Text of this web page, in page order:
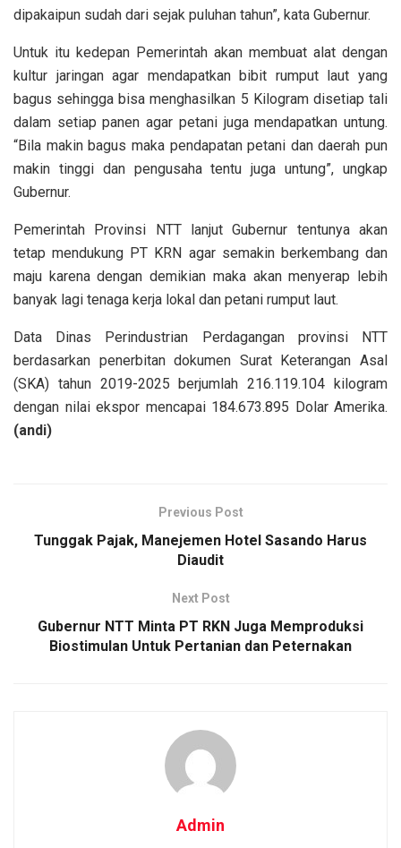
dipakaipun sudah dari sejak puluhan tahun”, kata Gubernur.
Untuk itu kedepan Pemerintah akan membuat alat dengan
kultur jaringan agar mendapatkan bibit rumput laut yang
bagus sehingga bisa menghasilkan 5 Kilogram disetiap tali
dalam setiap panen agar petani juga mendapatkan untung.
“Bila makin bagus maka pendapatan petani dan daerah pun
makin tinggi dan pengusaha tentu juga untung”, ungkap
Gubernur.
Pemerintah Provinsi NTT lanjut Gubernur tentunya akan
tetap mendukung PT KRN agar semakin berkembang dan
maju karena dengan demikian maka akan menyerap lebih
banyak lagi tenaga kerja lokal dan petani rumput laut.
Data Dinas Perindustrian Perdagangan provinsi NTT
berdasarkan penerbitan dokumen Surat Keterangan Asal
(SKA) tahun 2019-2025 berjumlah 216.119.104 kilogram
dengan nilai ekspor mencapai 184.673.895 Dolar Amerika.
(andi)
Previous Post
Tunggak Pajak, Manejemen Hotel Sasando Harus
Diaudit
Next Post
Gubernur NTT Minta PT RKN Juga Memproduksi
Biostimulan Untuk Pertanian dan Peternakan
Admin